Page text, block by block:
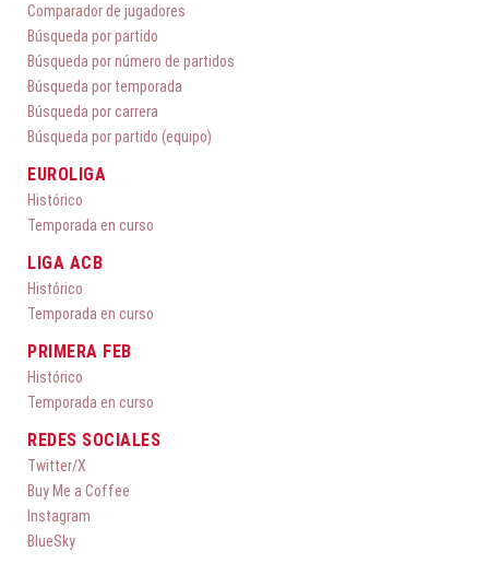
Comparador de jugadores
Búsqueda por partido
Búsqueda por número de partidos
Búsqueda por temporada
Búsqueda por carrera
Búsqueda por partido (equipo)
EUROLIGA
Histórico
Temporada en curso
LIGA ACB
Histórico
Temporada en curso
PRIMERA FEB
Histórico
Temporada en curso
REDES SOCIALES
Twitter/X
Buy Me a Coffee
Instagram
BlueSky